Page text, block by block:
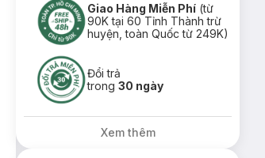
Giao Hàng Miễn Phí (từ
90K tại 60 Tỉnh Thành trừ
huyện, toàn Quốc từ 249K)
Đổi trả
trong30 ngày
Xem thêm